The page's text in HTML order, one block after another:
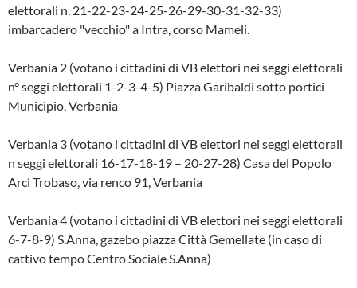
elettorali n. 21-22-23-24-25-26-29-30-31-32-33)
imbarcadero "vecchio" a Intra, corso Mameli.
Verbania 2 (votano i cittadini di VB elettori nei seggi elettorali
n° seggi elettorali 1-2-3-4-5) Piazza Garibaldi sotto portici
Municipio, Verbania
Verbania 3 (votano i cittadini di VB elettori nei seggi elettorali
n seggi elettorali 16-17-18-19 – 20-27-28) Casa del Popolo
Arci Trobaso, via renco 91, Verbania
Verbania 4 (votano i cittadini di VB elettori nei seggi elettorali
6-7-8-9) S.Anna, gazebo piazza Città Gemellate (in caso di
cattivo tempo Centro Sociale S.Anna)